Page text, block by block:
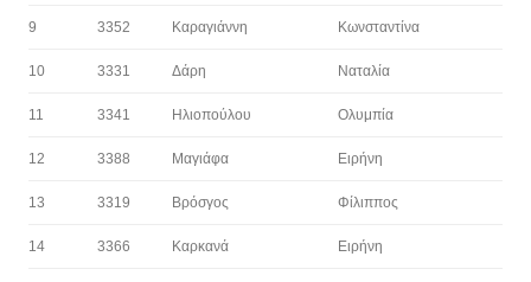
9 3352 Καραγιάννη Κωνσταντίνα
10 3331 Δάρη Ναταλία
11 3341 Ηλιοπούλου Ολυμπία
12 3388 Μαγιάφα Ειρήνη
13 3319 Βρόσγος Φίλιππος
14 3366 Καρκανά Ειρήνη